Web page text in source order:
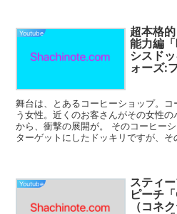
Youtube
超本格
能力編
シスド
ォーズ:
舞台は、とあるコーヒーショップ。
う女性。近くのお客さんがその女性
から、衝撃の展開が。 そのコーヒー
ターゲットにしたドッキリですが、そ
Youtube
スティ
ピーチ
（コネ